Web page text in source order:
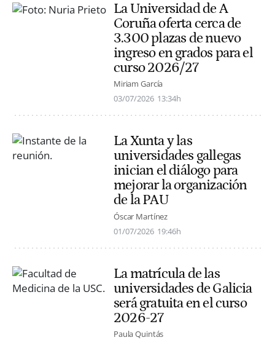
La Universidad de A
Coruña oferta cerca de
3.300 plazas de nuevo
ingreso en grados para el
curso 2026/27
Miriam García
03/07/2026 13:34h
La Xunta y las
universidades gallegas
inician el diálogo para
mejorar la organización
de la PAU
Óscar Martínez
01/07/2026 19:46h
La matrícula de las
universidades de Galicia
será gratuita en el curso
2026-27
Paula Quintás